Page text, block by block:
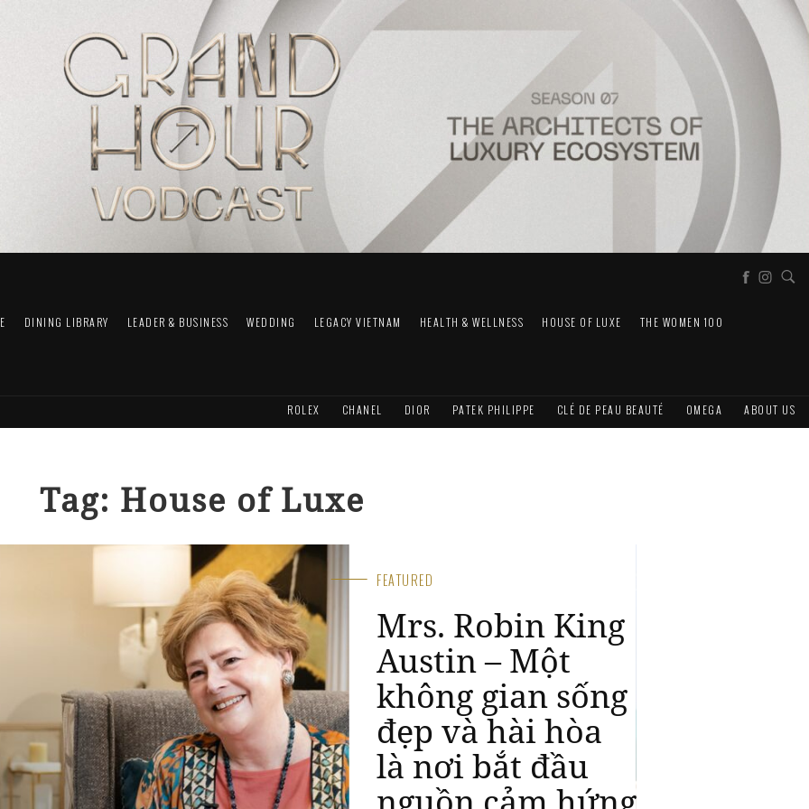
DINING LIBRARY LEADER & BUSINESS WEDDING LEGACY VIETNAM HEALTH & WELLNESS HOUSE OF LUXE THE WOMEN 100
ROLEX CHANEL DIOR PATEK PHILIPPE CLÉ DE PEAU BEAUTÉ OMEGA ABOUT US
Tag: House of Luxe
FEATURED
GRAND HOUR |
Austin Home
Interiors – Bản
giao hưởng đầy
màu sắc của